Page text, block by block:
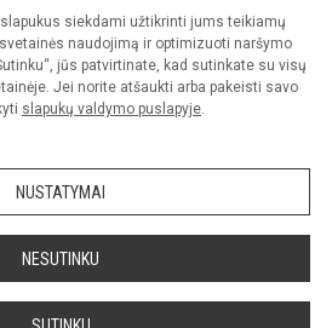
siekdami užtikrinti jums teikiamų
naudojimą ir optimizuoti naršymo
jūs patvirtinate, kad sutinkate su visų
Jei norite atšaukti arba pakeisti savo
slapukų valdymo puslapyje.
NUSTATYMAI
NESUTINKU
„Ežerėlis“. Visos teisės saugomos.
administracijos sutikimo griežtai draudžiama.
Slapukų valdymas